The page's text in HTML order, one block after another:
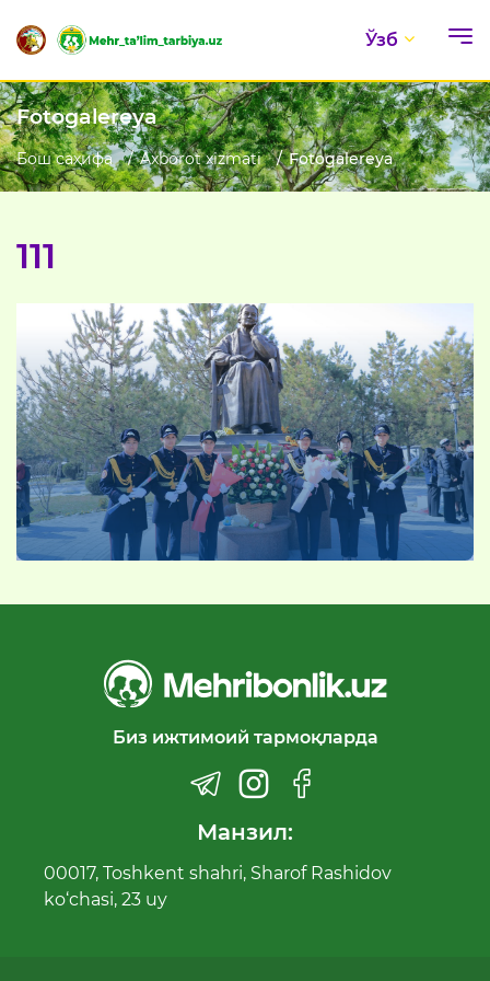
Ўзб
Fotogalereya
Бош саҳифа Axborot xizmati Fotogalereya
111
Биз ижтимоий тармоқларда
Манзил:
00017, Toshkent shahri, Sharof Rashidov
ko‘chasi, 23 uy